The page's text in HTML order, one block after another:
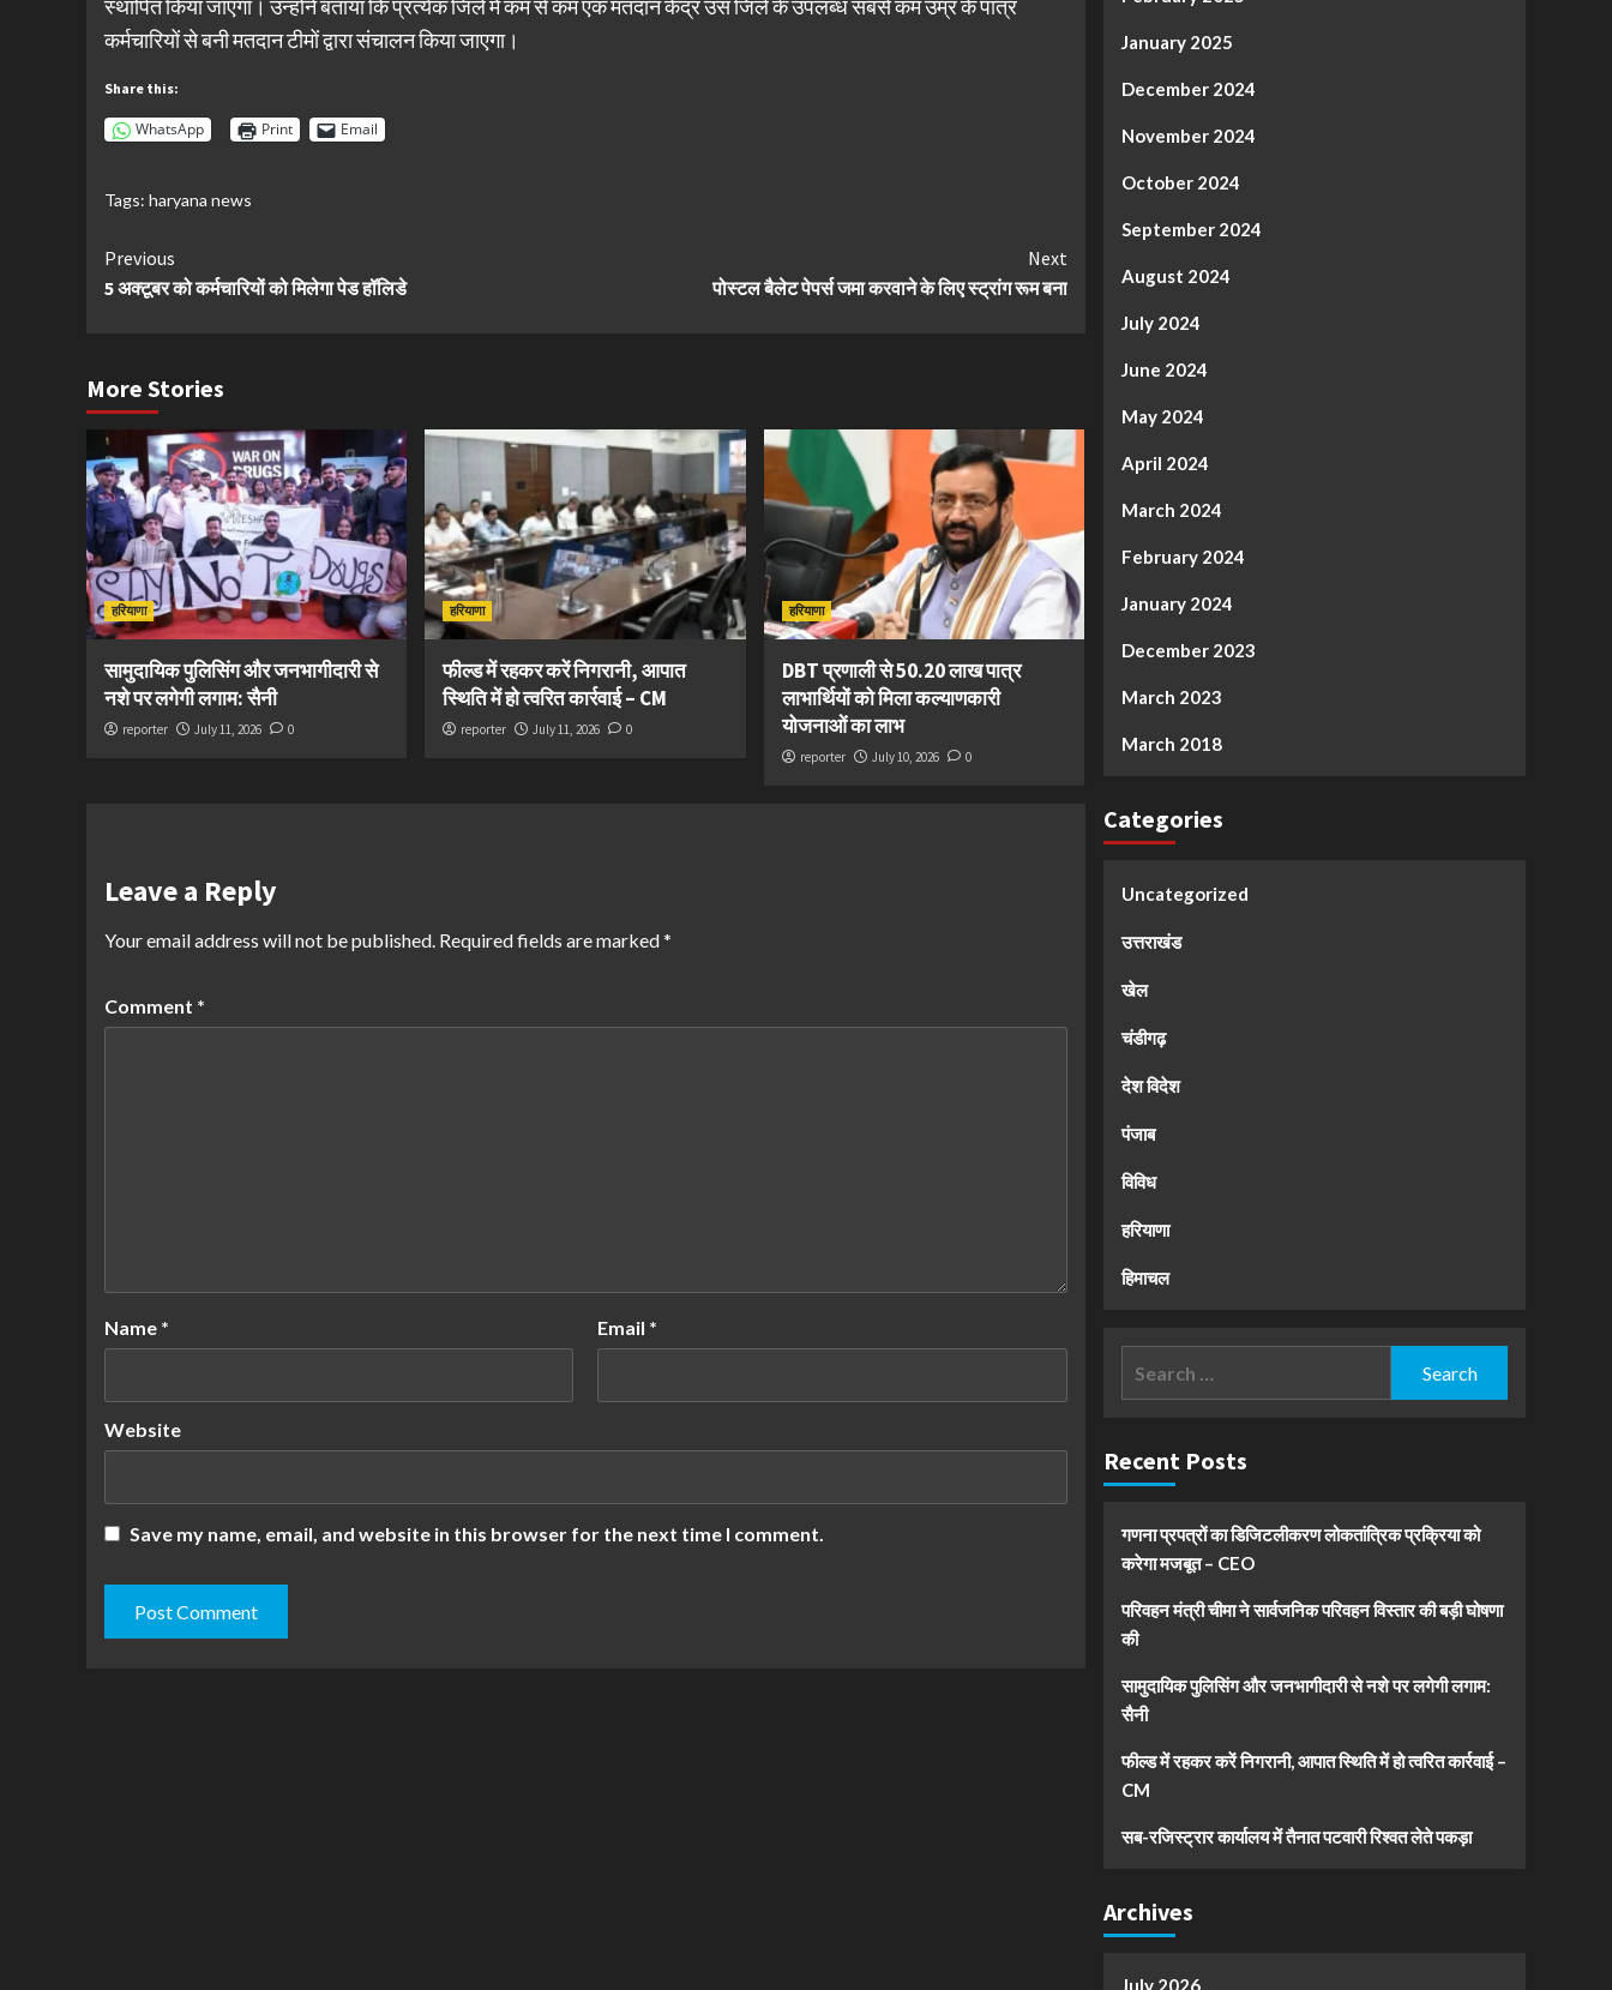
स्थापित किया जाएगा। उन्होंने बताया कि प्रत्येक जिले में कम से कम एक मतदान केंद्र उस जिले के उपलब्ध सबसे कम उम्र के पात्र
कर्मचारियों से बनी मतदान टीमों द्वारा संचालन किया जाएगा।
Share this:
WhatsApp Print Email
Tags: haryana news
Continue
Reading
Previous
5 अक्टूबर को कर्मचारियों को मिलेगा पेड हॉलिडे
Next
पोस्टल बैलेट पेपर्स जमा करवाने के लिए स्ट्रांग रूम बना
More Stories
हरियाणा
सामुदायिक पुलिसिंग और जनभागीदारी से
नशे पर लगेगी लगाम: सैनी
reporter July 11, 2026 0
हरियाणा
फील्ड में रहकर करें निगरानी, आपात
स्थिति में हो त्वरित कार्रवाई – CM
reporter July 11, 2026 0
हरियाणा
DBT प्रणाली से 50.20 लाख पात्र
लाभार्थियों को मिला कल्याणकारी
योजनाओं का लाभ
reporter July 10, 2026 0
Leave a Reply
Your email address will not be published. Required fields are marked*
Comment *
Name * Email *
Website
Save my name, email, and website in this browser for the next time I comment.
January 2025
December 2024
November 2024
October 2024
September 2024
August 2024
July 2024
June 2024
May 2024
April 2024
March 2024
February 2024
January 2024
December 2023
March 2023
March 2018
Categories
Uncategorized
उत्तराखंड
खेल
चंडीगढ़
देश विदेश
पंजाब
विविध
हरियाणा
हिमाचल
Recent Posts
गणना प्रपत्रों का डिजिटलीकरण लोकतांत्रिक प्रक्रिया को
करेगा मजबूत – CEO
परिवहन मंत्री चीमा ने सार्वजनिक परिवहन विस्तार की बड़ी घोषणा
की
सामुदायिक पुलिसिंग और जनभागीदारी से नशे पर लगेगी लगाम:
सैनी
फील्ड में रहकर करें निगरानी, आपात स्थिति में हो त्वरित कार्रवाई –
CM
सब-रजिस्ट्रार कार्यालय में तैनात पटवारी रिश्वत लेते पकड़ा
Archives
July 2026